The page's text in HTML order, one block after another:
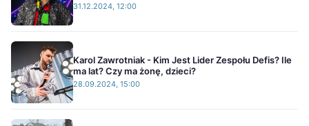
31.12.2024, 12:00
Karol Zawrotniak - Kim Jest Lider Zespołu Defis? Ile
ma lat? Czy ma żonę, dzieci?
28.09.2024, 15:00